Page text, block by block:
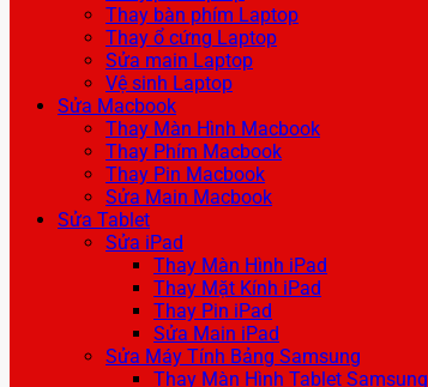
Thay bàn phím Laptop
Thay ổ cứng Laptop
Sửa main Laptop
Vệ sinh Laptop
Sửa Macbook
Thay Màn Hình Macbook
Thay Phím Macbook
Thay Pin Macbook
Sửa Main Macbook
Sửa Tablet
Sửa iPad
Thay Màn Hình iPad
Thay Mặt Kính iPad
Thay Pin iPad
Sửa Main iPad
Sửa Máy Tính Bảng Samsung
Thay Màn Hình Tablet Samsung